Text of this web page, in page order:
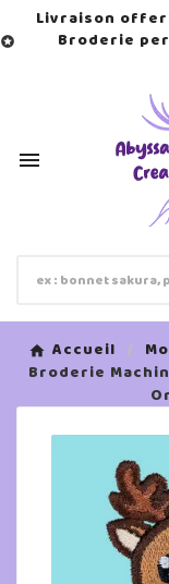

Livraison
Broderie

Accueil
Broderie